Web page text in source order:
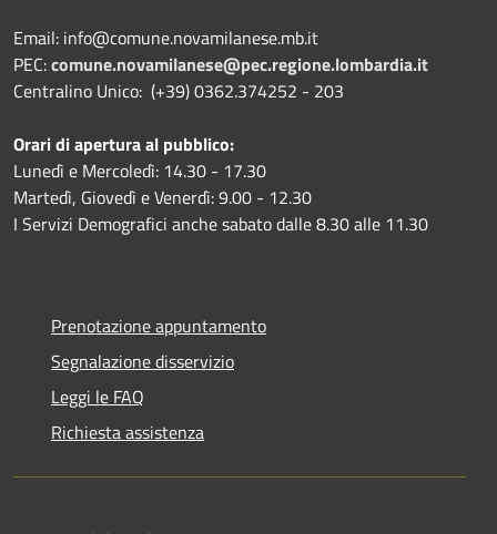
Email: info@comune.novamilanese.mb.it
PEC:comune.novamilanese@pec.regione.lombardia.it
Centralino Unico: (+39) 0362.374252 - 203
Orari di apertura al pubblico:
Lunedì e Mercoledì: 14.30 - 17.30
Martedì, Giovedì e Venerdì: 9.00 - 12.30
I Servizi Demografici anche sabato dalle 8.30 alle 11.30
Prenotazione appuntamento
Segnalazione disservizio
Leggi le FAQ
Richiesta assistenza